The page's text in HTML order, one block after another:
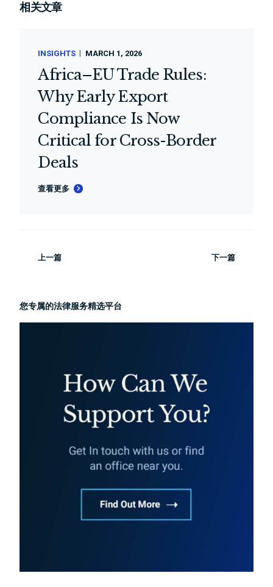
相关文章
INSIGHTS MARCH 1, 2026
Africa–EU Trade Rules:
Why Early Export
Compliance Is Now
Critical for Cross-Border
Deals
查看更多
上一篇 下一篇
您专属的法律服务精选平台